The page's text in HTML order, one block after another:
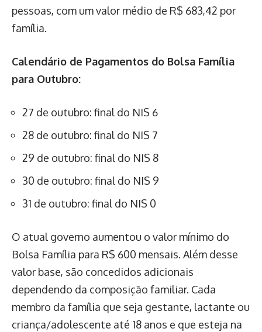
pessoas, com um valor médio de R$ 683,42 por
família.
Calendário de Pagamentos do Bolsa Família
para Outubro:
27 de outubro: final do NIS 6
28 de outubro: final do NIS 7
29 de outubro: final do NIS 8
30 de outubro: final do NIS 9
31 de outubro: final do NIS 0
O atual governo aumentou o valor mínimo do
Bolsa Família para R$ 600 mensais. Além desse
valor base, são concedidos adicionais
dependendo da composição familiar. Cada
membro da família que seja gestante, lactante ou
criança/adolescente até 18 anos e que esteja na